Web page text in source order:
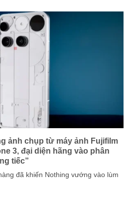
ảnh chụp từ máy ảnh Fujifilm
3, đại diện hãng vào phân
tiếc”
đã khiến Nothing vướng vào lùm